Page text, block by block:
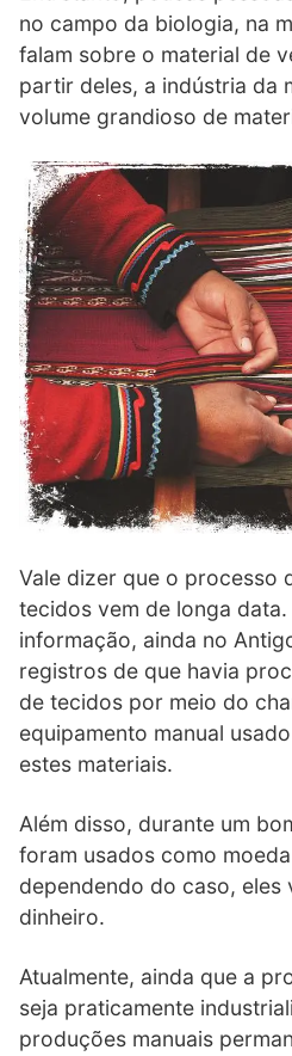
no campo da biologia, na
falam sobre o material de
partir deles, a indústria da
volume grandioso de
Vale dizer que o processo
tecidos vem de longa
informação, ainda no
registros de que havia
de tecidos por meio do
equipamento manual
estes materiais.
Além disso, durante um
foram usados como
dependendo do caso, eles
dinheiro.
Atualmente, ainda que a
seja praticamente
produções manuais